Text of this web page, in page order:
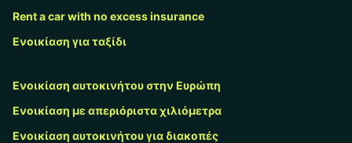
Rent a car with no excess insurance
Ενοικίαση για ταξίδι
Ενοικίαση αυτοκινήτου στην Ευρώπη
Ενοικίαση με απεριόριστα χιλιόμετρα
Ενοικίαση αυτοκινήτου για διακοπές